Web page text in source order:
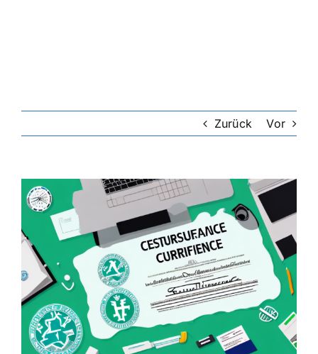
Zurück Vor
Zeige
grösseres
Bild